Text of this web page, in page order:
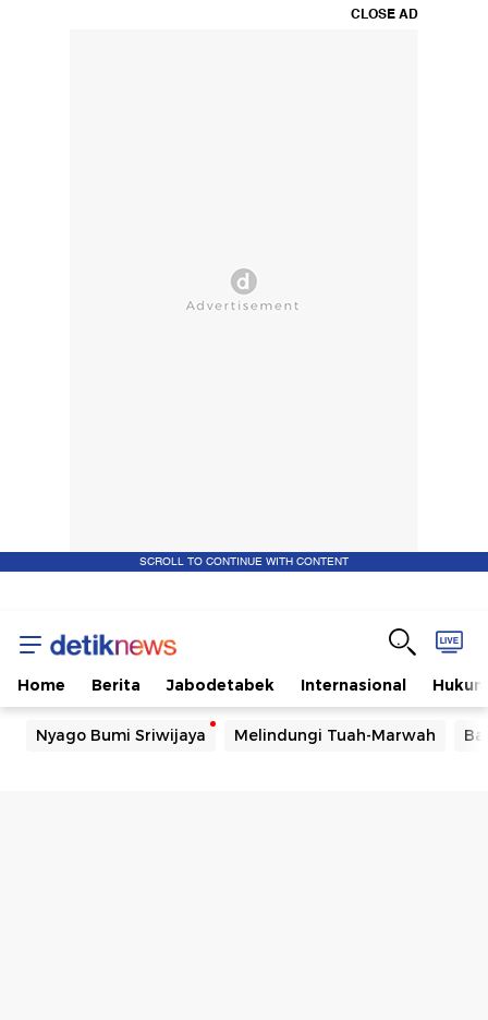
CLOSE AD
SCROLL TO CONTINUE WITH CONTENT
Home Berita Jabodetabek Internasional Hukum
Nyago Bumi Sriwijaya Melindungi Tuah-Marwah